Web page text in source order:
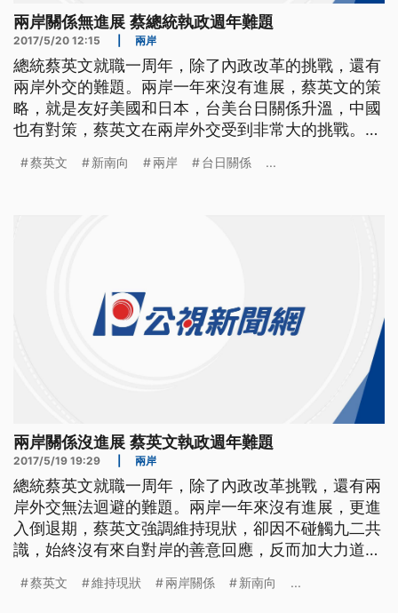
兩岸關係無進展 蔡總統執政週年難題
2017/5/20 12:15 兩岸
總統蔡英文就職一周年，除了內政改革的挑戰，還有
兩岸外交的難題。兩岸一年來沒有進展，蔡英文的策
略，就是友好美國和日本，台美台日關係升溫，中國
也有對策，蔡英文在兩岸外交受到非常大的挑戰。
持現狀"，有維持嗎？中國大陸單方面中斷兩岸溝通
蔡英文 新南向 兩岸 台日關係 ...
兩岸關係沒進展 蔡英文執政週年難題
2017/5/19 19:29 兩岸
總統蔡英文就職一周年，除了內政改革挑戰，還有兩
岸外交無法迴避的難題。兩岸一年來沒有進展，更進
入倒退期，蔡英文強調維持現狀，卻因不碰觸九二共
識，始終沒有來自對岸的善意回應，反而加大力道，
拉攏美日，台美、台日關係升溫，卻也引起中國大
蔡英文 維持現狀 兩岸關係 新南向 ...